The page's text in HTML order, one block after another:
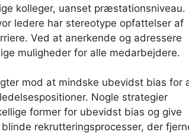
kolleger, uanset præstationsniveau.
ledere har stereotype opfattelser af
Ved at anerkende og adressere
muligheder for alle medarbejdere.
mod at mindske ubevidst bias for
Nogle strategier
former for ubevidst bias og give
rekrutteringsprocesser, der